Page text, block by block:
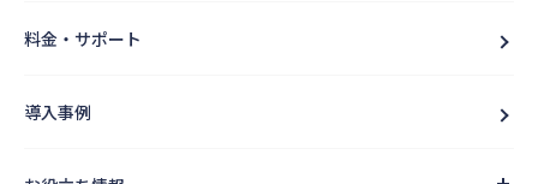
料金・サポート
導入事例